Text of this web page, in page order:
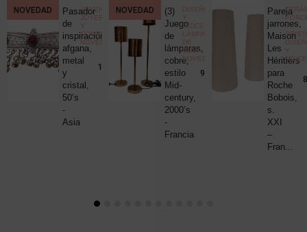
,
€
NOVEDAD
Pasador
de
inspiración
afgana,
metal
y
cristal,
50’s
-
Asia
JOYERÍA
JOYERÍA
Y
COMPLEMENTOS
NOVEDADES
190,00
NOVEDAD
(3)
Juego
de
lámparas,
cobre,
estilo
Mid-
century,
2000’s
-
Francia
DISEÑO
Y
MIDCENTURY
LÁMPARAS
MESA,
NOVEDADES
980,00
Pareja
jarrones,
Maison
Les
Héritiers
para
Roche
Bobois,
s.
XXI
–
Fran...
Y
Y